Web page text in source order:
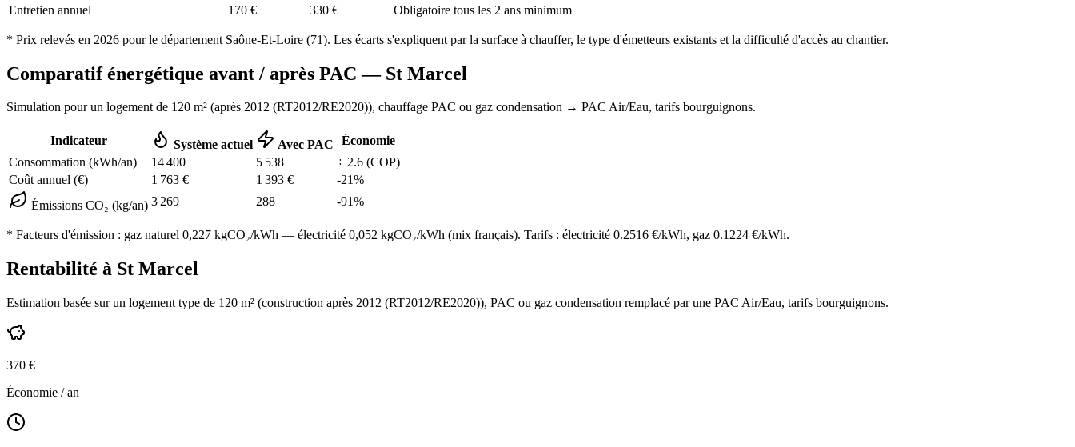
Entretien annuel
170 € 330 € Obligatoire tous les 2 ans minimum
* Prix relevés en 2026 pour le département Saône-Et-Loire (71). Les écarts s'expliquent par la surface à chauffer, le type d'émetteurs existants et la difficulté d'accès au chantier.
Comparatif énergétique avant / après PAC — St Marcel
Simulation pour un logement de 120 m² (après 2012 (RT2012/RE2020)), chauffage PAC ou gaz condensation → PAC Air/Eau, tarifs bourguignons.
Indicateur Système actuel Avec PAC
Économie
Consommation (kWh/an)
14 400 5 538 ÷ 2.6 (COP)
Coût annuel (€)
1 763 € 1 393 € -21%
Émissions CO₂ (kg/an) 3 269 288 -91%
* Facteurs d'émission : gaz naturel 0,227 kgCO₂/kWh — électricité 0,052 kgCO₂/kWh (mix français). Tarifs : électricité 0.2516 €/kWh, gaz 0.1224 €/kWh.
Rentabilité à St Marcel
Estimation basée sur un logement type de 120 m² (construction après 2012 (RT2012/RE2020)), PAC ou gaz condensation remplacé par une PAC Air/Eau, tarifs bourguignons.
370 €
Économie / an